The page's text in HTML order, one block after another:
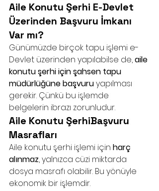
Aile Konutu Şerhi E-Devlet
Üzerinden Başvuru İmkanı
Var mı?
Günümüzde birçok tapu işlemi e-
Devlet üzerinden yapılabilse de, aile
konutu şerhi için şahsen tapu
müdürlüğüne başvuru yapılması
gerekir. Çünkü bu işlemde
belgelerin ibrazı zorunludur.
Aile Konutu ŞerhiBaşvuru
Masrafları
Aile konutu şerhi işlemi için harç
alınmaz, yalnızca cüzi miktarda
dosya masrafı olabilir. Bu yönüyle
ekonomik bir işlemdir.